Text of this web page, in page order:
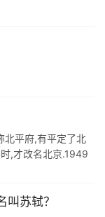
北平府,有平定了北
,才改名北京.1949
苏轼？